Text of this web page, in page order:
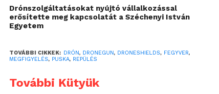
Ez pedig nem más, mint a most bemutatott,
DroneGun. Az ausztrál, kifejezetten drónok
által kifejlesztett újdonság 2,4 és 5,8 GHz-es
tartományban olyan jelet sugároz, amelyre egy
tartva a használója képes lehet földre kényszeríteni
Drónszolgáltatásokat nyújtó vállalkozással
erősítette meg kapcsolatát a Széchenyi István
Egyetem
TOVÁBBI CIKKEK: DRÓN, DRONEGUN, DRONESHIELDS, FEGYVER,
MEGFIGYELÉS, PUSKA, REPÜLÉS
További Kütyük